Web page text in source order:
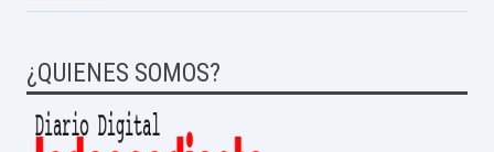
¿QUIENES SOMOS?